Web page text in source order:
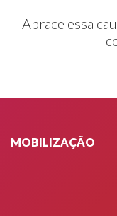
Abrace essa
MOBILIZAÇÃO